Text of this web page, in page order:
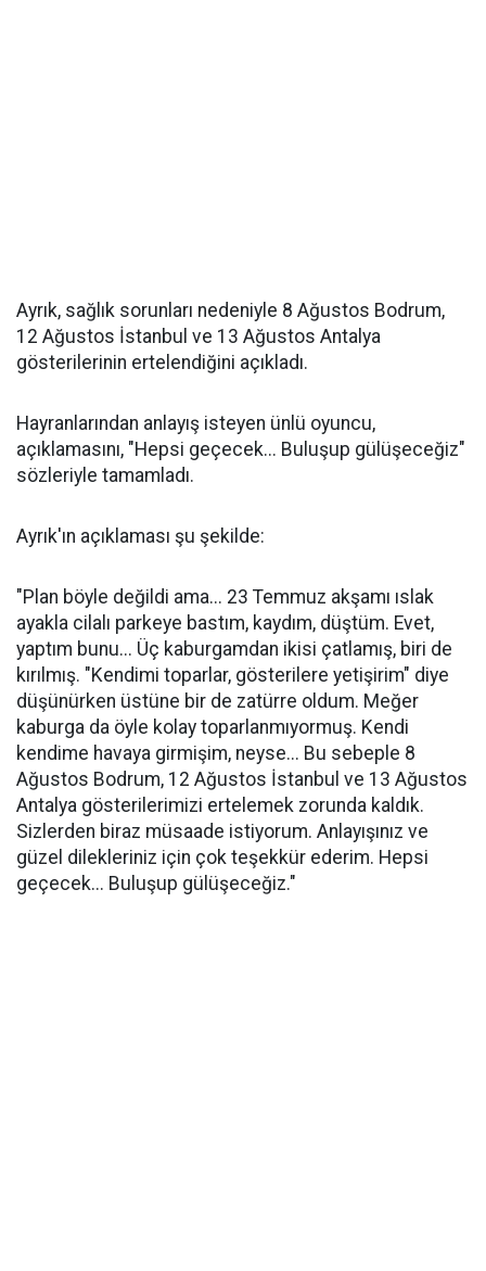
Ayrık, sağlık sorunları nedeniyle 8 Ağustos Bodrum,
12 Ağustos İstanbul ve 13 Ağustos Antalya
gösterilerinin ertelendiğini açıkladı.
Hayranlarından anlayış isteyen ünlü oyuncu,
açıklamasını, "Hepsi geçecek... Buluşup gülüşeceğiz"
sözleriyle tamamladı.
Ayrık'ın açıklaması şu şekilde:
"Plan böyle değildi ama... 23 Temmuz akşamı ıslak
ayakla cilalı parkeye bastım, kaydım, düştüm. Evet,
yaptım bunu... Üç kaburgamdan ikisi çatlamış, biri de
kırılmış. "Kendimi toparlar, gösterilere yetişirim" diye
düşünürken üstüne bir de zatürre oldum. Meğer
kaburga da öyle kolay toparlanmıyormuş. Kendi
kendime havaya girmişim, neyse... Bu sebeple 8
Ağustos Bodrum, 12 Ağustos İstanbul ve 13 Ağustos
Antalya gösterilerimizi ertelemek zorunda kaldık.
Sizlerden biraz müsaade istiyorum. Anlayışınız ve
güzel dilekleriniz için çok teşekkür ederim. Hepsi
geçecek... Buluşup gülüşeceğiz."